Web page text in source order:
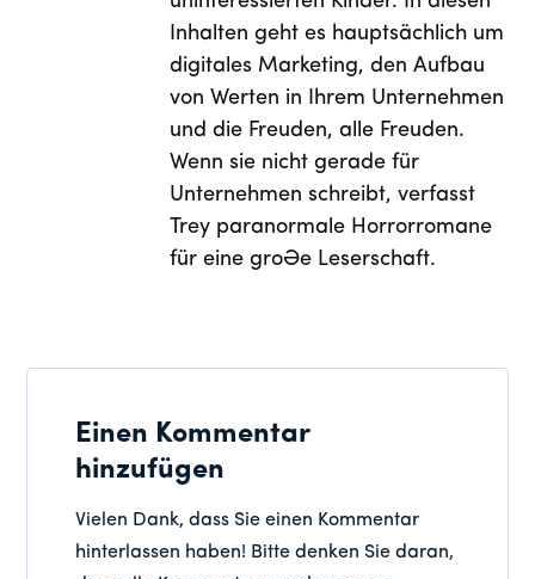
Inhalten geht es hauptsächlich um
digitales Marketing, den Aufbau
von Werten in Ihrem Unternehmen
und die Freuden, alle Freuden.
Wenn sie nicht gerade für
Unternehmen schreibt, verfasst
Trey paranormale Horrorromane
für eine große Leserschaft.
Einen Kommentar
hinzufügen
Vielen Dank, dass Sie einen Kommentar
hinterlassen haben! Bitte denken Sie daran,